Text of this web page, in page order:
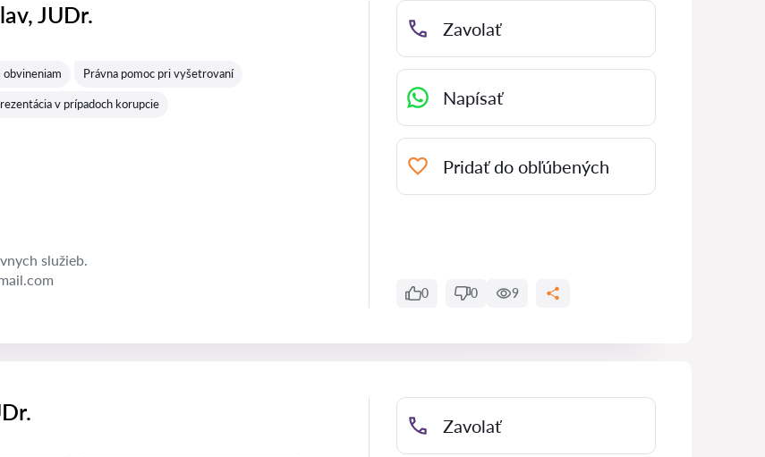
JUDr.
Právna pomoc pri vyšetrovaní
v prípadoch korupcie
služieb.
Zavolať
Napísať
Pridať do obľúbených
0 0 9
Zavolať